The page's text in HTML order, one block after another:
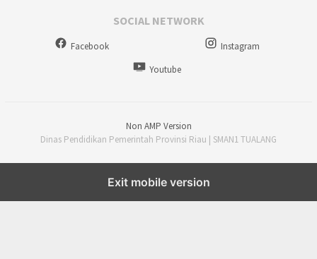
SOCIAL NETWORK
Facebook
Instagram
Youtube
Non AMP Version
Dinas Pendidikan Pemerintah Provinsi Riau | SMAN1 TUALANG
Exit mobile version